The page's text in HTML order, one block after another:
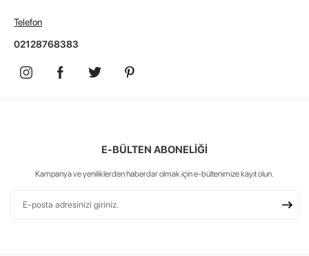
Telefon
02128768383
E-BÜLTEN ABONELİĞİ
Kampanya ve yeniliklerden haberdar olmak için e-bültenimize kayıt olun.